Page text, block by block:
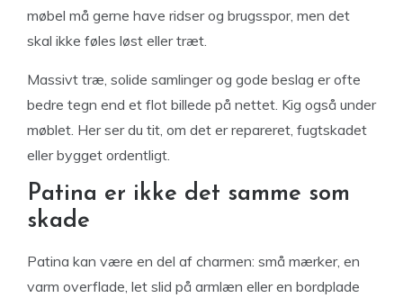
møbel må gerne have ridser og brugsspor, men det
skal ikke føles løst eller træt.
Massivt træ, solide samlinger og gode beslag er ofte
bedre tegn end et flot billede på nettet. Kig også under
møblet. Her ser du tit, om det er repareret, fugtskadet
eller bygget ordentligt.
Patina er ikke det samme som
skade
Patina kan være en del af charmen: små mærker, en
varm overflade, let slid på armlæn eller en bordplade